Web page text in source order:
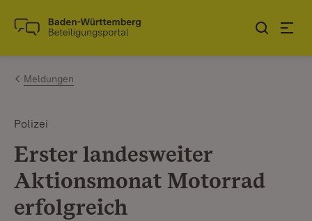
Zum Inhalt springen
Link zur Startseite
Meldungen
Polizei
Erster landesweiter
Aktionsmonat Motorrad
erfolgreich